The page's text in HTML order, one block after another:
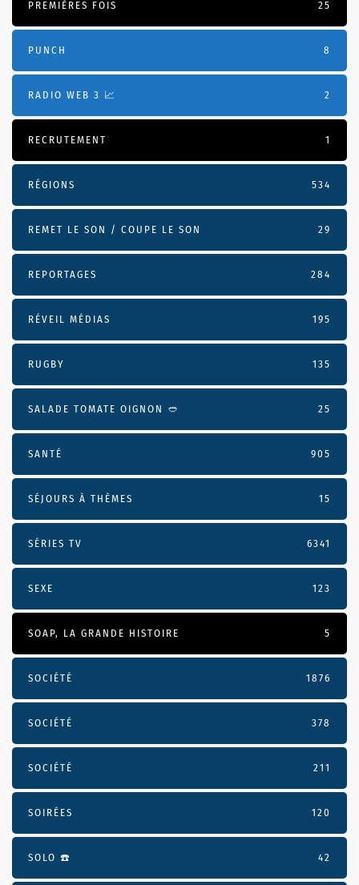
PREMIÈRES FOIS 25
PUNCH 8
RADIO WEB 3 📈 2
RECRUTEMENT 1
RÉGIONS 534
REMET LE SON / COUPE LE SON 29
REPORTAGES 284
RÉVEIL MÉDIAS 195
RUGBY 135
SALADE TOMATE OIGNON 🥙 25
SANTÉ 905
SÉJOURS À THÈMES 15
SÉRIES TV 6341
SEXE 123
SOAP, LA GRANDE HISTOIRE 5
SOCIÉTÉ 1876
SOCIÉTÉ 378
SOCIÉTÉ 211
SOIRÉES 120
SOLO ☎️ 42